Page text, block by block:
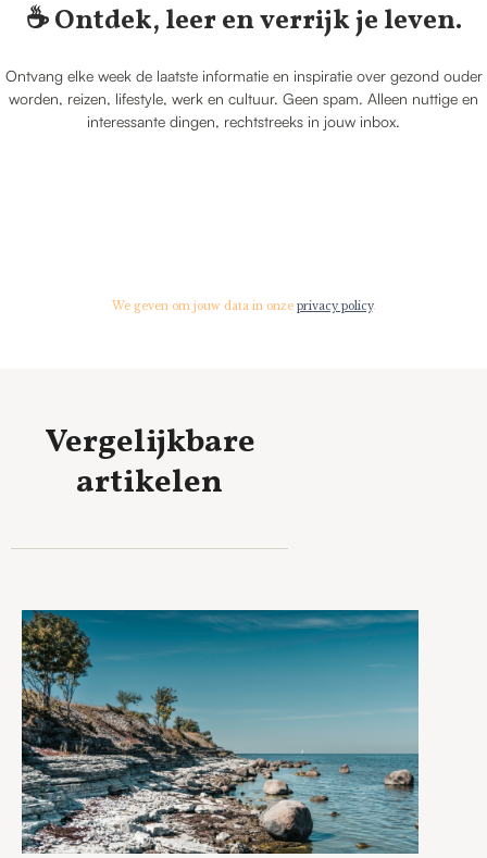
☕️ Ontdek, leer en verrijk je leven.
Ontvang elke week de laatste informatie en inspiratie over gezond ouder
worden, reizen, lifestyle, werk en cultuur. Geen spam. Alleen nuttige en
interessante dingen, rechtstreeks in jouw inbox.
We geven om jouw data in onze privacy policy.
Vergelijkbare
artikelen